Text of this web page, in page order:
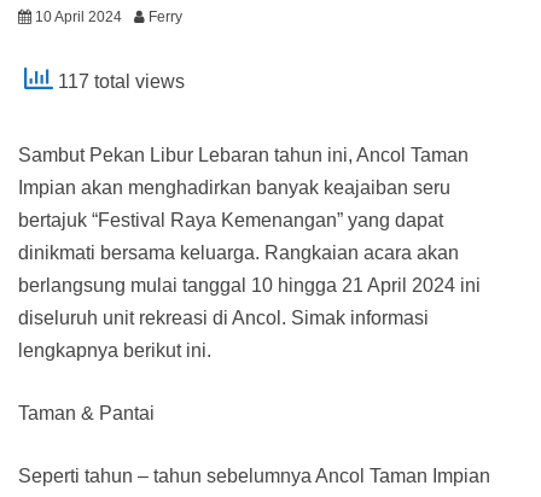
10 April 2024 Ferry
117 total views
Sambut Pekan Libur Lebaran tahun ini, Ancol Taman
Impian akan menghadirkan banyak keajaiban seru
bertajuk “Festival Raya Kemenangan” yang dapat
dinikmati bersama keluarga. Rangkaian acara akan
berlangsung mulai tanggal 10 hingga 21 April 2024 ini
diseluruh unit rekreasi di Ancol. Simak informasi
lengkapnya berikut ini.
Taman & Pantai
Seperti tahun – tahun sebelumnya Ancol Taman Impian